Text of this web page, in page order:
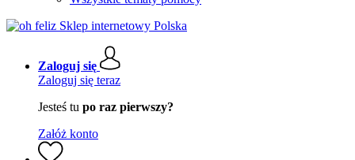
Zaloguj się
Zaloguj się teraz
Jesteś tu po raz pierwszy?
Załóż konto